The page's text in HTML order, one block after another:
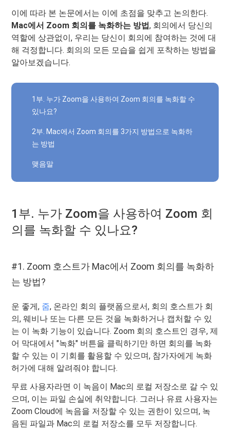
이에 따라 본 논문에서는 이에 초점을 맞추고 논의한다.
Mac에서 Zoom 회의를 녹화하는 방법, 회의에서 당신의
역할에 상관없이, 우리는 당신이 회의에 참여하는 것에 대
해 걱정합니다. 회의의 모든 모습을 쉽게 포착하는 방법을
알아보겠습니다.
1부. 누가 Zoom을 사용하여 Zoom 회의를 녹화할 수
있나요?
2부. Mac에서 Zoom 회의를 3가지 방법으로 녹화하
는 방법
맺음말
1부. 누가 Zoom을 사용하여 Zoom 회
의를 녹화할 수 있나요?
#1. Zoom 호스트가 Mac에서 Zoom 회의를 녹화하
는 방법?
운 좋게, 줌, 온라인 회의 플랫폼으로서, 회의 호스트가 회
의, 웨비나 또는 다른 모든 것을 녹화하거나 캡처할 수 있
는 이 녹화 기능이 있습니다. Zoom 회의 호스트인 경우, 제
어 막대에서 "녹화" 버튼을 클릭하기만 하면 회의를 녹화
할 수 있는 이 기회를 활용할 수 있으며, 참가자에게 녹화
허가에 대해 알려줘야 합니다.
무료 사용자라면 이 녹음이 Mac의 로컬 저장소로 갈 수 있
으며, 이는 파일 손실에 취약합니다. 그러나 유료 사용자는
Zoom Cloud에 녹음을 저장할 수 있는 권한이 있으며, 녹
음된 파일과 Mac의 로컬 저장소를 모두 저장합니다.